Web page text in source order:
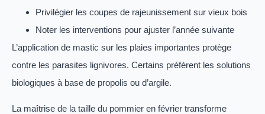
Privilégier les coupes de rajeunissement sur vieux bois
Noter les interventions pour ajuster l’année suivante
L’application de mastic sur les plaies importantes protège
contre les parasites lignivores. Certains préfèrent les solutions
biologiques à base de propolis ou d’argile.
La maîtrise de la taille du pommier en février transforme